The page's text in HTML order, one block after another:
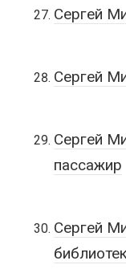
Сергей
Сергей
Сергей
пассажир
Сергей